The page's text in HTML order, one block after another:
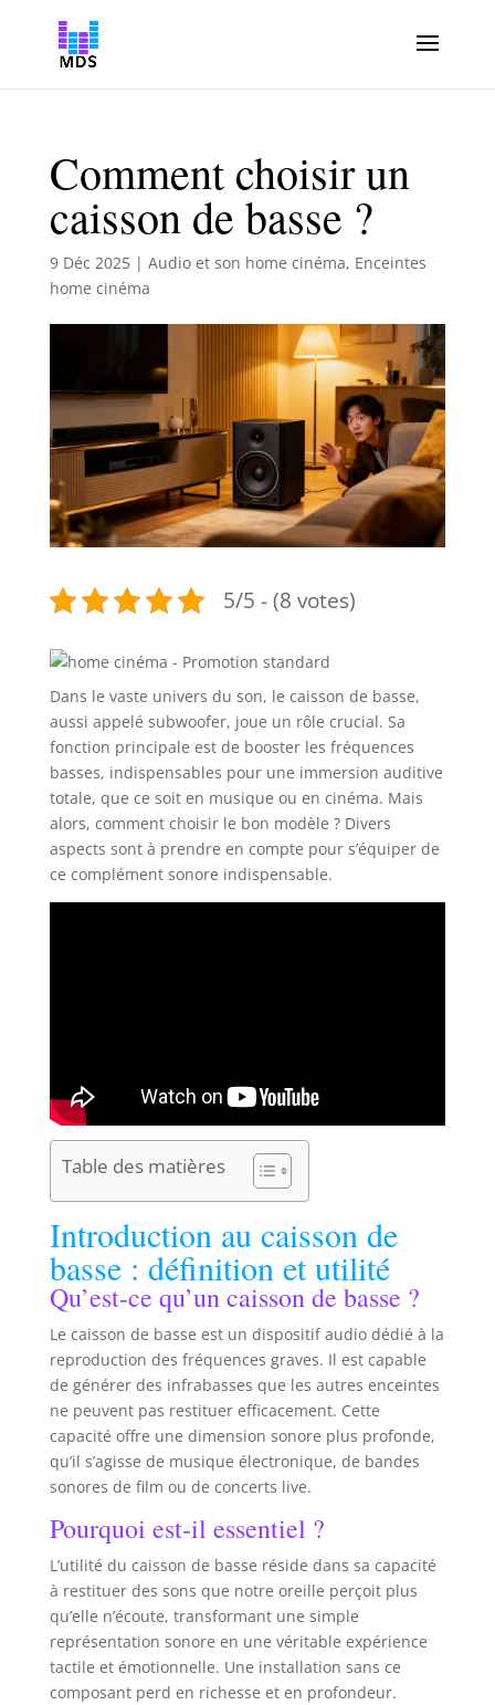
Comment choisir un
caisson de basse ?
9 Déc 2025| Audio et son home cinéma, Enceintes
home cinéma
5/5 - (8 votes)
Dans le vaste univers du son, le caisson de basse,
aussi appelé subwoofer, joue un rôle crucial. Sa
fonction principale est de booster les fréquences
basses, indispensables pour une immersion auditive
totale, que ce soit en musique ou en cinéma. Mais
alors, comment choisir le bon modèle ? Divers
aspects sont à prendre en compte pour s’équiper de
ce complément sonore indispensable.
Table des matières
Introduction au caisson de
basse : définition et utilité
Qu’est-ce qu’un caisson de basse ?
Le caisson de basse est un dispositif audio dédié à la
reproduction des fréquences graves. Il est capable
de générer des infrabasses que les autres enceintes
ne peuvent pas restituer efficacement. Cette
capacité offre une dimension sonore plus profonde,
qu’il s’agisse de musique électronique, de bandes
sonores de film ou de concerts live.
Pourquoi est-il essentiel ?
L’utilité du caisson de basse réside dans sa capacité
à restituer des sons que notre oreille perçoit plus
qu’elle n’écoute, transformant une simple
représentation sonore en une véritable expérience
tactile et émotionnelle. Une installation sans ce
composant perd en richesse et en profondeur.